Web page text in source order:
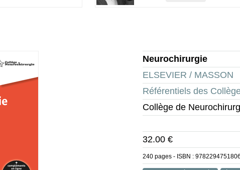
Neurochirurgie
ELSEVIER / MASSON
Référentiels des
Collège de
32.00 €
240 pages - ISBN :